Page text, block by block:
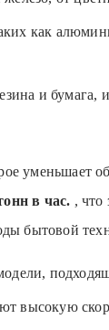
как
и бумага,
уменьшает
в час. , что
бытовой
высокую